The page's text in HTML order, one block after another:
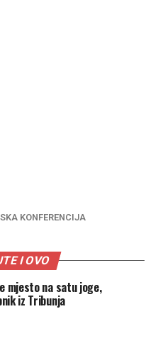
KONFERENCIJA
I OVO
mjesto na satu joge,
iz Tribunja